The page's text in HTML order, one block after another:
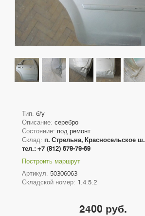
Тип: б/у
Описание: серебро
Состояние: под ремонт
Склад: п. Стрельна, Красносельское ш.
тел.: +7 (812) 679-79-69
Построить маршрут
Артикул: 50306063
Складской номер: 1.4.5.2
2400 руб.